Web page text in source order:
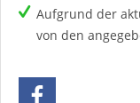
Aufgrund der
von den